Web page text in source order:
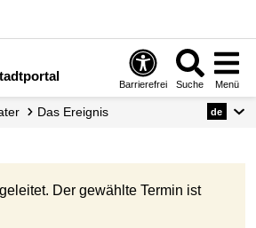
Barrierefrei Suche Menü
Das Ereignis de
Der gewählte Termin ist